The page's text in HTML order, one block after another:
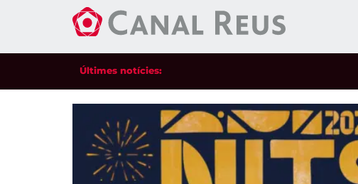
Últimes notícies: